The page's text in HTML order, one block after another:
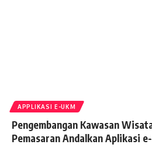
APPLIKASI E-UKM
Pengembangan Kawasan
Pemasaran Andalkan Aplikasi